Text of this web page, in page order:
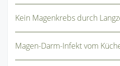
Kein Magenkrebs durch
Magen-Darm-Infekt vom